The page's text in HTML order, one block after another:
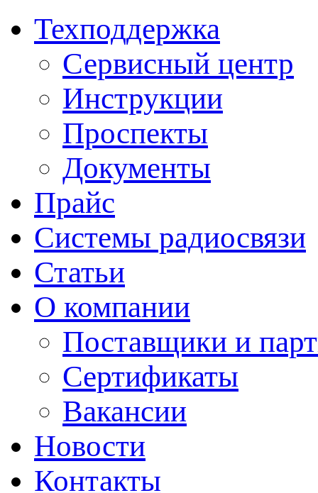
Техподдержка
Сервисный центр
Инструкции
Проспекты
Документы
Прайс
Системы радиосвязи
Статьи
О компании
Поставщики и
Cертификаты
Вакансии
Новости
Контакты